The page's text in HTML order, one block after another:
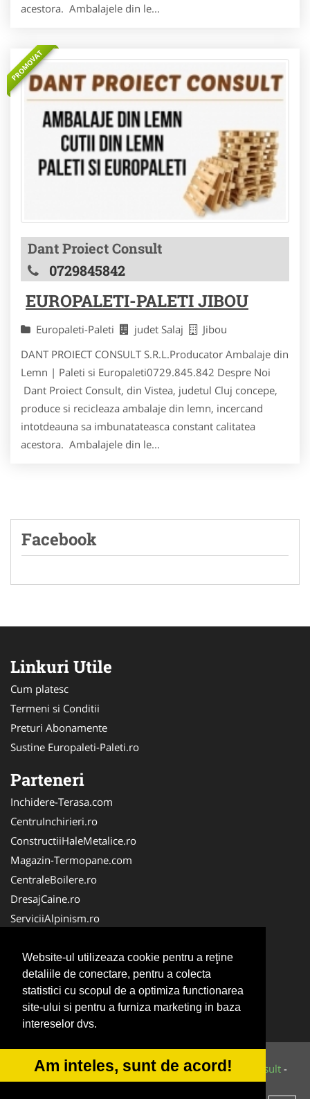
Website-ul utilizeaza cookie pentru a reţine
detaliile de conectare, pentru a colecta
statistici cu scopul de a optimiza functionarea
site-ului si pentru a furniza marketing in baza
intereselor dvs.
Am inteles, sunt de acord!
acestora. Ambalajele din le...
PROMOVAT
Dant Proiect Consult
0729845842
EUROPALETI-PALETI JIBOU
Europaleti-Paleti judet Salaj
Jibou
DANT PROIECT CONSULT S.R.L.Producator Ambalaje din
Lemn | Paleti si Europaleti0729.845.842 Despre Noi
Dant Proiect Consult, din Vistea, judetul Cluj concepe,
produce si recicleaza ambalaje din lemn, incercand
intotdeauna sa imbunatateasca constant calitatea
acestora. Ambalajele din le...
Facebook
Linkuri Utile
Cum platesc
Termeni si Conditii
Preturi Abonamente
Sustine Europaleti-Paleti.ro
Parteneri
Inchidere-Terasa.com
CentruInchirieri.ro
ConstructiiHaleMetalice.ro
Magazin-Termopane.com
CentraleBoilere.ro
DresajCaine.ro
ServiciiAlpinism.ro
Alpinist-Utilitar.com
CuratenieSpatiiComerciale.ro
FirmaTractariAuto.ro
Service-Reparatii.com
© 2014-2026 Powered byVilonMedia&Tokaido Consult -
ANPC SOL